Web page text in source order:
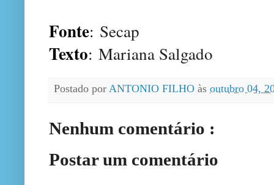
Fonte: Secap
Texto: Mariana Salgado
Postado por ANTONIO FILHO às outubro 04,
Nenhum comentário :
Postar um comentário